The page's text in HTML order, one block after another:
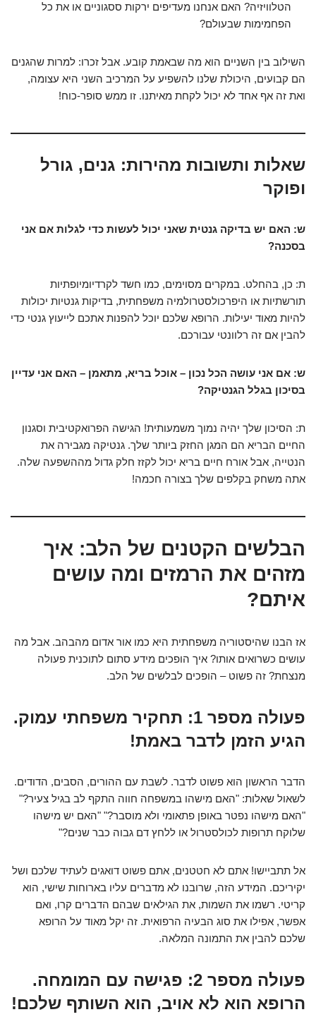
הטלוויזיה? האם אנחנו מעדיפים ירקות ססגוניים או את כל
הפחמימות שבעולם?
השילוב בין השניים הוא מה שבאמת קובע. אבל זכרו: למרות שהגנים
הם קבועים, היכולת שלנו להשפיע על המרכיב השני היא עצומה,
ואת זה אף אחד לא יכול לקחת מאיתנו. זו ממש סופר-כוח!
שאלות ותשובות מהירות: גנים, גורל
ופוקר
ש: האם יש בדיקה גנטית שאני יכול לעשות כדי לגלות אם אני
בסכנה?
ת: כן, בהחלט. במקרים מסוימים, כמו חשד לקרדיומיופתיות
תורשתיות או היפרכולסטרולמיה משפחתית, בדיקות גנטיות יכולות
להיות מאוד יעילות. הרופא שלכם יוכל להפנות אתכם לייעוץ גנטי כדי
להבין אם זה רלוונטי עבורכם.
ש: אם אני עושה הכל נכון – אוכל בריא, מתאמן – האם אני עדיין
בסיכון בגלל הגנטיקה?
ת: הסיכון שלך יהיה נמוך משמעותית! הגישה הפרואקטיבית וסגנון
החיים הבריא הם המגן החזק ביותר שלך. גנטיקה מגבירה את
הנטייה, אבל אורח חיים בריא יכול לקזז חלק גדול מההשפעה שלה.
אתה משחק בקלפים שלך בצורה חכמה!
הבלשים הקטנים של הלב: איך
מזהים את הרמזים ומה עושים
איתם?
אז הבנו שהיסטוריה משפחתית היא כמו אור אדום מהבהב. אבל מה
עושים כשרואים אותו? איך הופכים מידע סתום לתוכנית פעולה
מנצחת? זה פשוט – הופכים לבלשים של הלב.
פעולה מספר 1: תחקיר משפחתי עמוק.
הגיע הזמן לדבר באמת!
הדבר הראשון הוא פשוט לדבר. לשבת עם ההורים, הסבים, הדודים.
לשאול שאלות: "האם מישהו במשפחה חווה התקף לב בגיל צעיר?"
"האם מישהו נפטר באופן פתאומי ולא מוסבר?" "האם יש מישהו
שלוקח תרופות לכולסטרול או ללחץ דם גבוה כבר שנים?"
אל תתביישו! אתם לא חטטנים, אתם פשוט דואגים לעתיד שלכם ושל
יקיריכם. המידע הזה, שרובנו לא מדברים עליו בארוחות שישי, הוא
קריטי. רשמו את השמות, את הגילאים שבהם הדברים קרו, ואם
אפשר, אפילו את סוג הבעיה הרפואית. זה יקל מאוד על הרופא
שלכם להבין את התמונה המלאה.
פעולה מספר 2: פגישה עם המומחה.
הרופא הוא לא אויב, הוא השותף שלכם!